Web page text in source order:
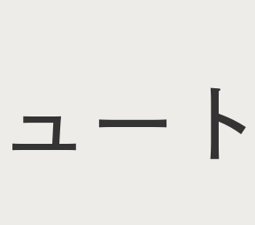
ュート